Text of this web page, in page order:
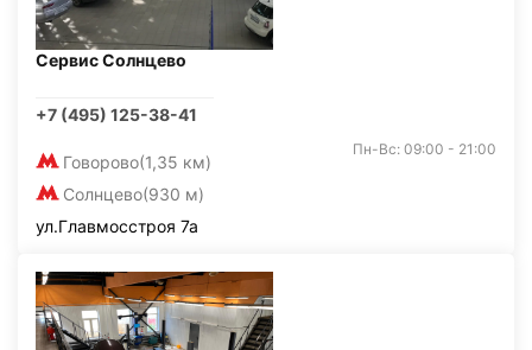
Сервис Солнцево
+7 (495) 125-38-41
Говорово(1,35 км)
Солнцево(930 м)
Пн-Вс: 09:00 - 21:00
ул.Главмосстроя 7а